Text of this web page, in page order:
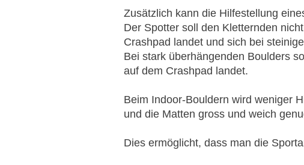
Zusätzlich kann die Hilfestellung
Der Spotter soll den Kletternden
Crashpad landet und sich bei
Bei stark überhängenden Boulders
auf dem Crashpad landet.
Beim Indoor-Bouldern wird weniger
und die Matten gross und weich
Dies ermöglicht, dass man die